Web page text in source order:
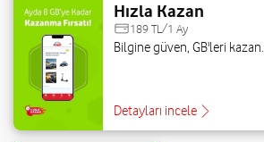
Hızla Kazan
189 TL/1 Ay
Bilgine güven, GB'leri kazan.
Detayları incele